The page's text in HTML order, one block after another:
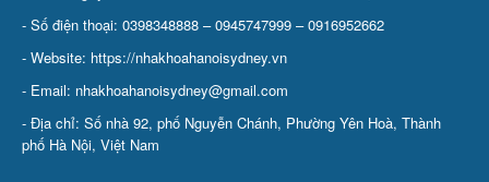
- Số điện thoại: 0398348888 – 0945747999 – 0916952662
- Website: https://nhakhoahanoisydney.vn
- Email: nhakhoahanoisydney@gmail.com
- Địa chỉ: Số nhà 92, phố Nguyễn Chánh, Phường Yên Hoà, Thành
phố Hà Nội, Việt Nam